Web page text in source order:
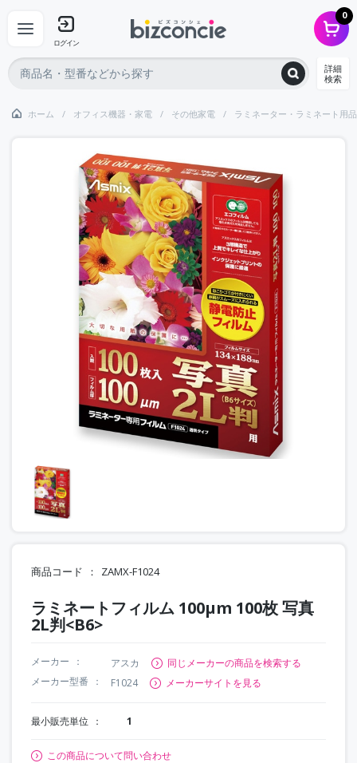
ログイン
0
詳細
検索
ホーム オフィス機器・家電 その他家電 ラミネーター・ラミネート用品
商品コード ZAMX-F1024
ラミネートフィルム 100μm 100枚 写真
2L判<B6>
メーカー アスカ
同じメーカーの商品を検索する
メーカー型番
F1024 メーカーサイトを見る
最小販売単位 1
この商品について問い合わせ